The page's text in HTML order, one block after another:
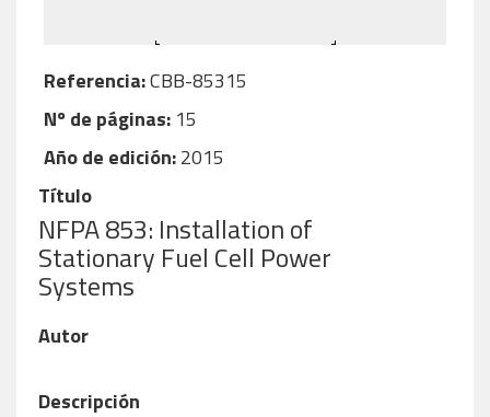
Referencia:CBB-85315
Nº de páginas: 15
Año de edición:2015
Título
NFPA 853: Installation of
Stationary Fuel Cell Power
Systems
Autor
Descripción